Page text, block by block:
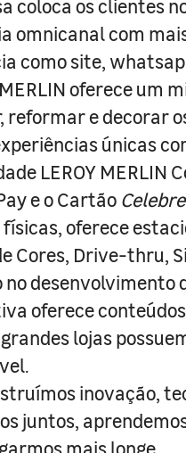
coloca os clientes
omnicanal com
como site,
MERLIN oferece um
e decorar
únicas
LEROY MERLIN
e o Cartão
físicas, oferece
Cores, Drive-thru,
no desenvolvimento
oferece
lojas
inovação,
juntos,
mais longe.